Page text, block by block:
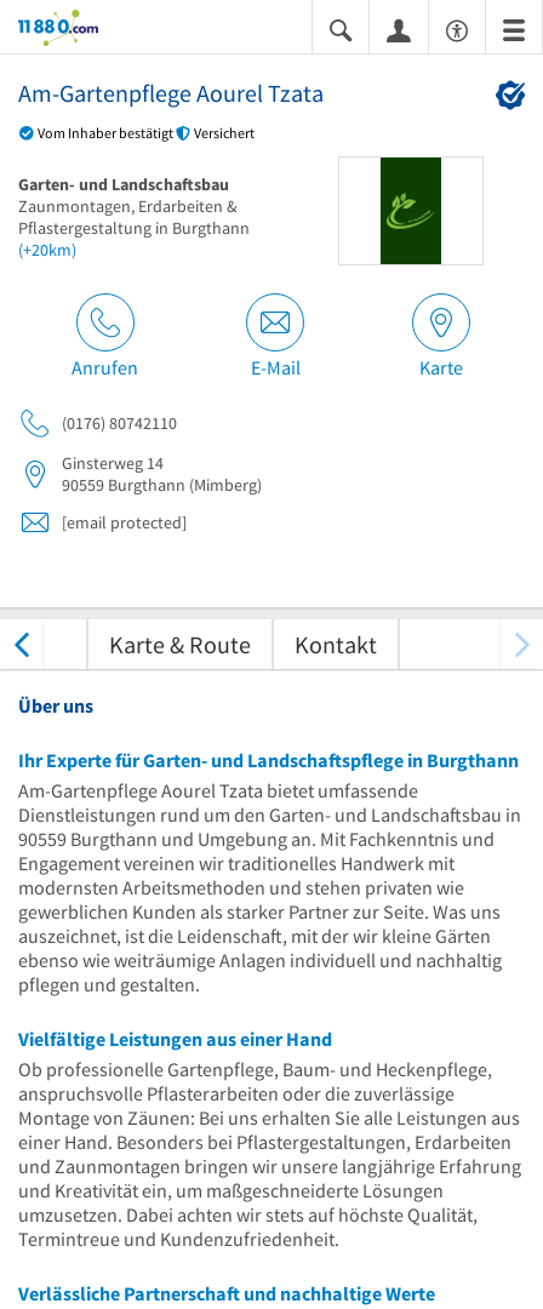
11880.com
Am-Gartenpflege Aourel Tzata
Vom Inhaber bestätigt Versichert
Garten- und Landschaftsbau
Zaunmontagen, Erdarbeiten &
Pflastergestaltung in Burgthann
(+20km)
Anrufen E-Mail Karte
(0176) 80742110
Ginsterweg 14
90559 Burgthann (Mimberg)
[email protected]
Karte & Route Kontakt
Über uns
Ihr Experte für Garten- und Landschaftspflege in Burgthann
Am-Gartenpflege Aourel Tzata bietet umfassende
Dienstleistungen rund um den Garten- und Landschaftsbau in
90559 Burgthann und Umgebung an. Mit Fachkenntnis und
Engagement vereinen wir traditionelles Handwerk mit
modernsten Arbeitsmethoden und stehen privaten wie
gewerblichen Kunden als starker Partner zur Seite. Was uns
auszeichnet, ist die Leidenschaft, mit der wir kleine Gärten
ebenso wie weiträumige Anlagen individuell und nachhaltig
pflegen und gestalten.
Vielfältige Leistungen aus einer Hand
Ob professionelle Gartenpflege, Baum- und Heckenpflege,
anspruchsvolle Pflasterarbeiten oder die zuverlässige
Montage von Zäunen: Bei uns erhalten Sie alle Leistungen aus
einer Hand. Besonders bei Pflastergestaltungen, Erdarbeiten
und Zaunmontagen bringen wir unsere langjährige Erfahrung
und Kreativität ein, um maßgeschneiderte Lösungen
umzusetzen. Dabei achten wir stets auf höchste Qualität,
Termintreue und Kundenzufriedenheit.
Verlässliche Partnerschaft und nachhaltige Werte